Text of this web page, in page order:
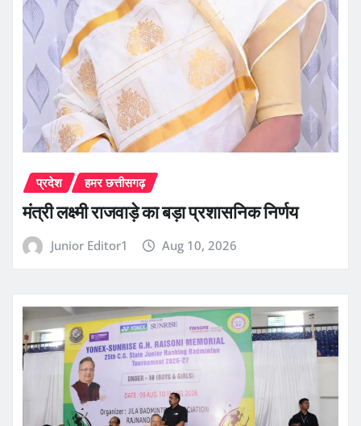
प्रदेश हमर छत्तीसगढ़
मंत्री लक्ष्मी राजवाड़े का बड़ा प्रशासनिक निर्णय
Junior Editor1 Aug 10, 2026